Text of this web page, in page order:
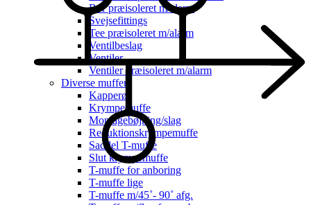
Rør præisoleret m/alarm
Svejsefittings
Tee præisoleret m/alarm
Ventilbeslag
Ventiler
Ventiler præisoleret m/alarm
Diverse muffer
Kapperør
Krympemuffe
Montagebøjning/slag
Reduktionskrympemuffe
Saddel T-muffe
Slut krympemuffe
T-muffe for anboring
T-muffe lige
T-muffe m/45˚- 90˚ afg.